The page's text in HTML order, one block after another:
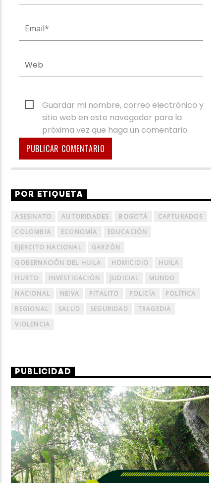
Guardar mi nombre, correo electrónico y
sitio web en este navegador para la
próxima vez que haga un comentario.
POR ETIQUETA
ASESINATO AUTORIDADES BOGOTÁ
CAPTURADOS
COLOMBIA
ECONOMÍA
EDUCACIÓN
EJERCITO NACIONAL
GARZÓN
GOBERNACIÓN DEL HUILA
HOMICIDIO
HUILA
HURTO
INVESTIGACIÓN JUDICIAL
MUNDO
NACIONAL
NEIVA PITALITO POLICÍA
POLÍTICA
REGIONAL
SALUD SEGURIDAD
TRAGEDIA
VIOLENCIA
PUBLICIDAD